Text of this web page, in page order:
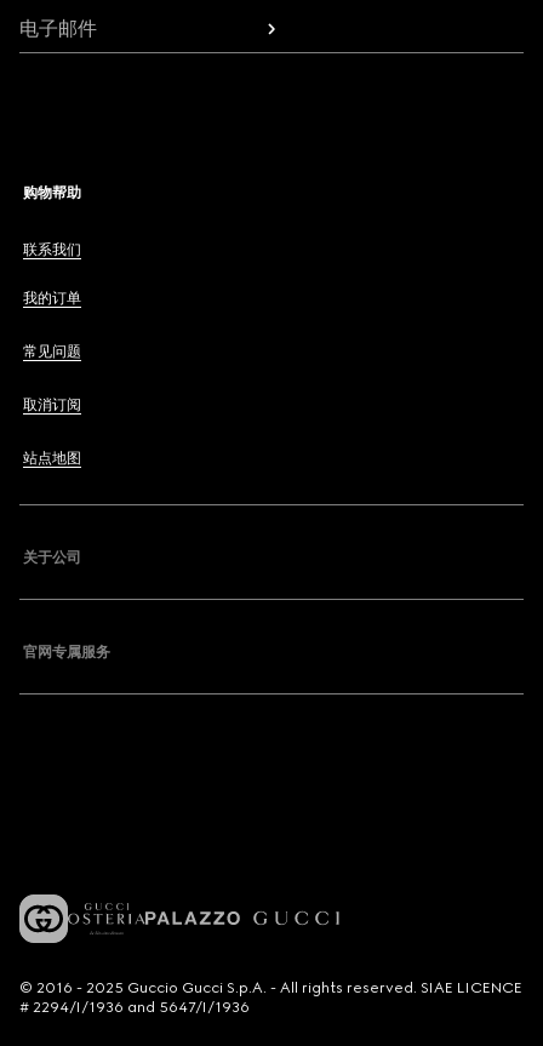
电子邮件
购物帮助
联系我们
我的订单
常见问题
取消订阅
站点地图
关于公司
官网专属服务
© 2016 - 2025 Guccio Gucci S.p.A. - All rights reserved. SIAE LICENCE
# 2294/I/1936 and 5647/I/1936